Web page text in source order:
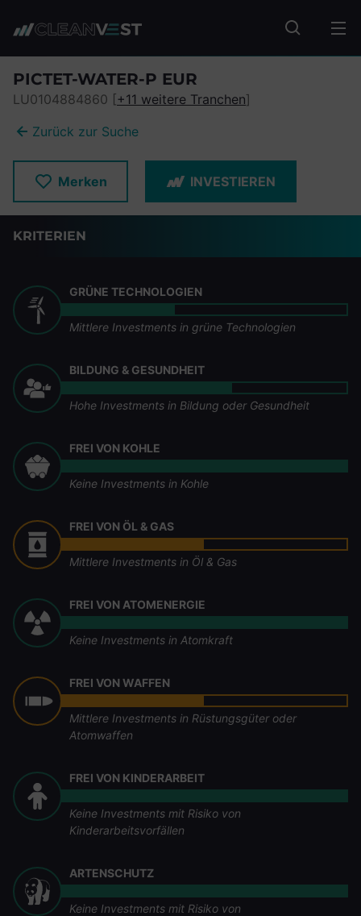
Fonds
PICTET-WATER-P EUR
LU0104884860 [+11 weitere Tranchen]
Zurück zur Suche
Merken INVESTIEREN
KRITERIEN
GRÜNE TECHNOLOGIEN
Mittlere Investments in grüne Technologien
BILDUNG & GESUNDHEIT
Hohe Investments in Bildung oder Gesundheit
FREI VON KOHLE
Keine Investments in Kohle
FREI VON ÖL & GAS
Mittlere Investments in Öl & Gas
FREI VON ATOMENERGIE
Keine Investments in Atomkraft
FREI VON WAFFEN
Mittlere Investments in Rüstungsgüter oder
Atomwaffen
FREI VON KINDERARBEIT
Keine Investments mit Risiko von
Kinderarbeitsvorfällen
ARTENSCHUTZ
Keine Investments mit Risiko von